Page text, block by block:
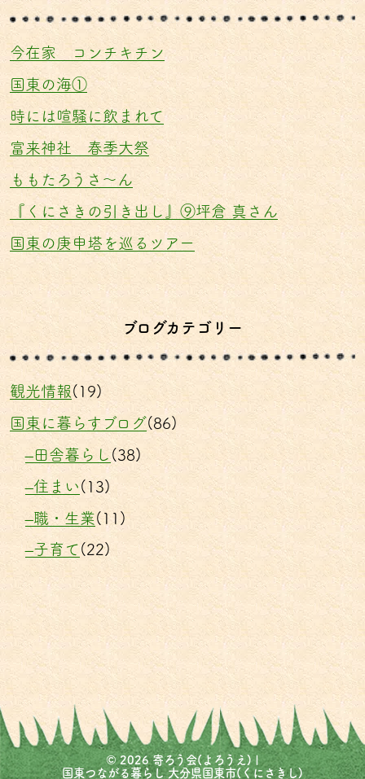
今在家 コンチキチン
国東の海①
時には喧騒に飲まれて
富来神社 春季大祭
ももたろうさ〜ん
『くにさきの引き出し』⑨坪倉 真さん
国東の庚申塔を巡るツアー
ブログカテゴリー
観光情報 (19)
国東に暮らすブログ(86)
–田舎暮らし (38)
–住まい (13)
–職・生業(11)
–子育て (22)
©2026 寄ろう会(よろうえ) |
国東つながる暮らし 大分県国東市(くにさきし)